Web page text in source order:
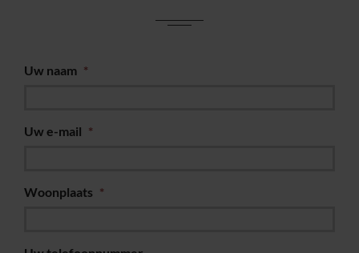
Uw naam *
Uw e-mail *
Woonplaats *